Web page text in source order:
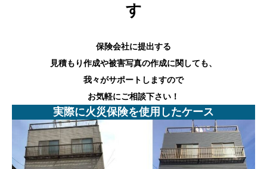
す
保険会社に提出する
見積もり作成や被害写真の作成に関しても、
我々がサポートしますので
お気軽にご相談下さい！
実際に火災保険を使用したケース